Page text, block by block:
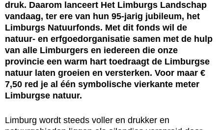
druk. Daarom lanceert Het Limburgs Landschap
vandaag, ter ere van hun 95-jarig jubileum, het
Limburgs Natuurfonds. Met dit fonds wil de
natuur- en erfgoedorganisatie samen met de hulp
van alle Limburgers en iedereen die onze
provincie een warm hart toedraagt de Limburgse
natuur laten groeien en versterken. Voor maar €
7,50 red je al één symbolische vierkante meter
Limburgse natuur.
Limburg wordt steeds voller en drukker en